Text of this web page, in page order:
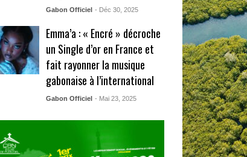
Gabon Officiel - Déc 30, 2025
Emma’a : « Encré » décroche
un Single d’or en France et
fait rayonner la musique
gabonaise à l’international
Gabon Officiel - Mai 23, 2025